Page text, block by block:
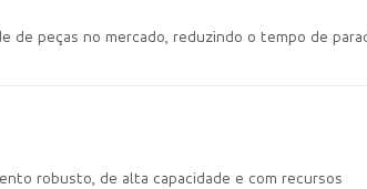
de peças no mercado, reduzindo o tempo de
robusto, de alta capacidade e com recursos